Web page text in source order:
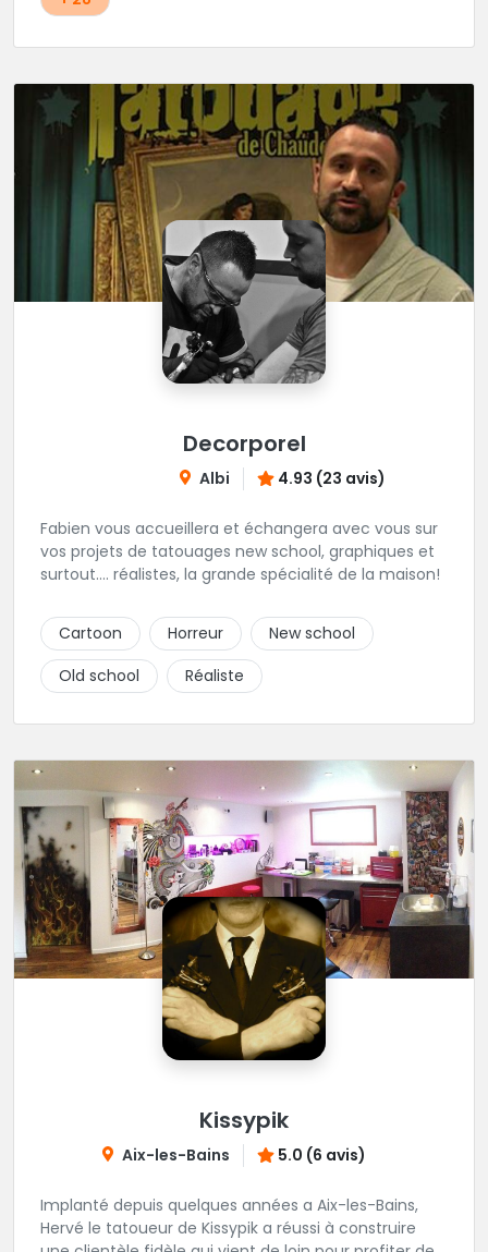
Decorporel
Albi 4.93 (23 avis)
Fabien vous accueillera et échangera avec vous sur
vos projets de tatouages new school, graphiques et
surtout.... réalistes, la grande spécialité de la maison!
Cartoon Horreur
New school
Old school
Réaliste
Kissypik
Aix-les-Bains 5.0 (6 avis)
Implanté depuis quelques années a Aix-les-Bains,
Hervé le tatoueur de Kissypik a réussi à construire